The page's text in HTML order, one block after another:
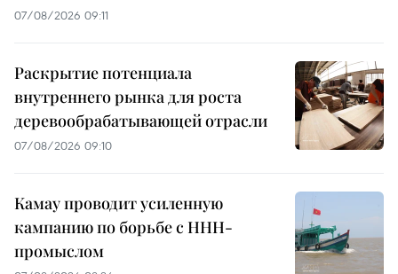
07/08/2026 09:11
Раскрытие потенциала
внутреннего рынка для роста
деревообрабатывающей отрасли
07/08/2026 09:10
Камау проводит усиленную
кампанию по борьбе с ННН-
промыслом